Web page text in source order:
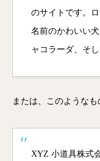
のサイトです。
名前のかわいい
ャコラーダ、そ
または、このようなも
XYZ 小道具株式